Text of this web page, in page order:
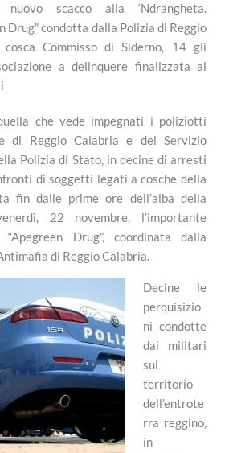
scacco alla ‘Ndrangheta.
Drug” condotta dalla Polizia di Reggio
Commisso di Siderno, 14 gli
a delinquere finalizzata al
che vede impegnati i poliziotti
di Reggio Calabria e del Servizio
Polizia di Stato, in decine di arresti
di soggetti legati a cosche della
fin dalle prime ore dell’alba della
22 novembre, l’importante
Drug”, coordinata dalla
di Reggio Calabria.
Decine le
perquisizio
ni condotte
dai militari
sul
territorio
dell’entrote
rra reggino,
in